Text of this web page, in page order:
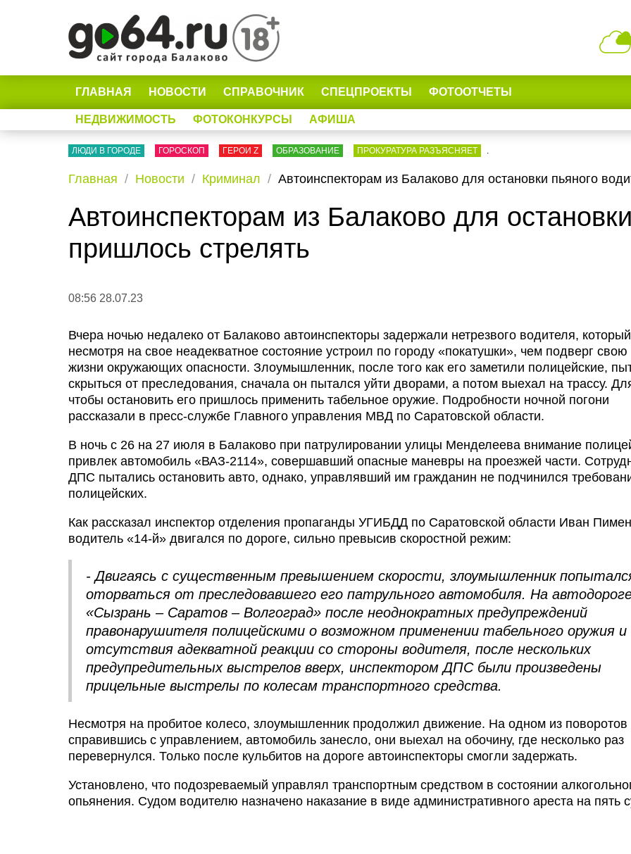
ГЛАВНАЯ НОВОСТИ СПРАВОЧНИК СПЕЦПРОЕКТЫ ФОТООТЧЕТЫ
НЕДВИЖИМОСТЬ ФОТОКОНКУРСЫ АФИША
ЛЮДИ В ГОРОДЕ ГОРОСКОП ГЕРОИ Z ОБРАЗОВАНИЕ ПРОКУРАТУРА РАЗЪЯСНЯЕТ .
Главная Новости Криминал Автоинспекторам из Балаково для остановки пьяного
Автоинспекторам из Балаково для
пришлось стрелять
08:56 28.07.23
Вчера ночью недалеко от Балаково автоинспекторы задержали нетрезвого водителя, который
несмотря на свое неадекватное состояние устроил по городу «покатушки», чем подверг свою
жизни окружающих опасности. Злоумышленник, после того как его заметили полицейские,
скрыться от преследования, сначала он пытался уйти дворами, а потом выехал на трассу.
чтобы остановить его пришлось применить табельное оружие. Подробности ночной погони
рассказали в пресс-службе Главного управления МВД по Саратовской области.
В ночь с 26 на 27 июля в Балаково при патрулировании улицы Менделеева внимание
привлек автомобиль «ВАЗ-2114», совершавший опасные маневры на проезжей части.
ДПС пытались остановить авто, однако, управлявший им гражданин не подчинился
полицейских.
Как рассказал инспектор отделения пропаганды УГИБДД по Саратовской области Иван
водитель «14-й» двигался по дороге, сильно превысив скоростной режим:
- Двигаясь с существенным превышением скорости, злоумышленник
оторваться от преследовавшего его патрульного автомобиля. На
«Сызрань – Саратов – Волгоград» после неоднократных предупреждений
правонарушителя полицейскими о возможном применении табельного оружия и
отсутствия адекватной реакции со стороны водителя, после нескольких
предупредительных выстрелов вверх, инспектором ДПС были произведены
прицельные выстрелы по колесам транспортного средства.
Несмотря на пробитое колесо, злоумышленник продолжил движение. На одном из поворотов
справившись с управлением, автомобиль занесло, они выехал на обочину, где несколько раз
перевернулся. Только после кульбитов на дороге автоинспекторы смогли задержать.
Установлено, что подозреваемый управлял транспортным средством в состоянии
опьянения. Судом водителю назначено наказание в виде административного ареста на пять